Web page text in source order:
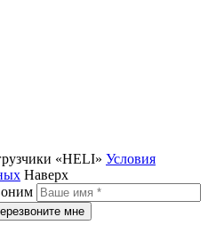
«HELI» Условия
Наверх
мне